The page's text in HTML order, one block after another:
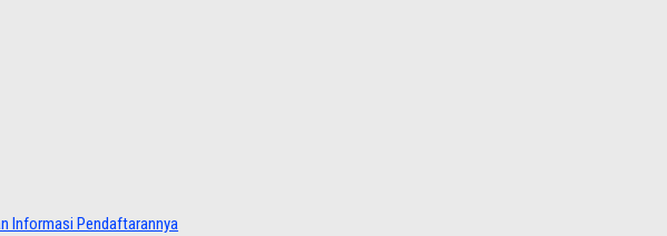
Informasi Pendaftarannya